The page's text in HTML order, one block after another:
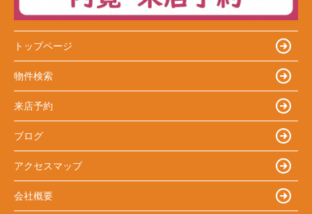
トップページ
物件検索
来店予約
ブログ
アクセスマップ
会社概要